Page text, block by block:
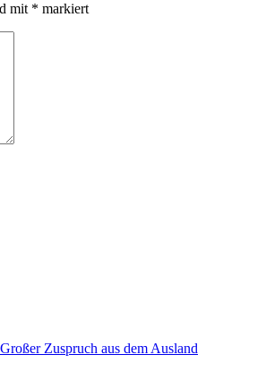
mit * markiert
Zuspruch aus dem Ausland